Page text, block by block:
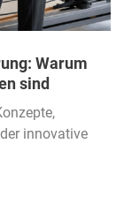
Warum
sind
innovative